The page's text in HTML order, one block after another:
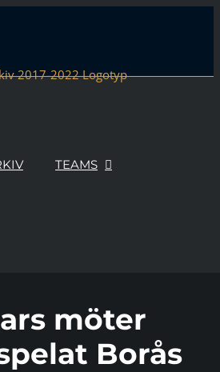
TEAMS
möter
Borås